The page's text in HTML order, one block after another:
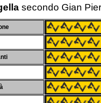
secondo Gian